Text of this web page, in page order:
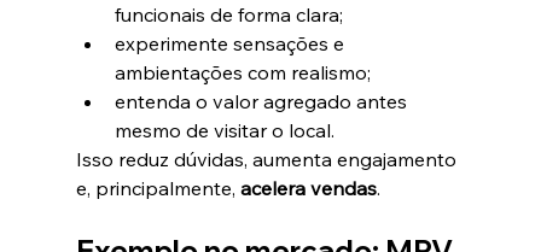
funcionais de forma clara;
experimente sensações e
ambientações com realismo;
entenda o valor agregado antes
mesmo de visitar o local.
Isso reduz dúvidas, aumenta engajamento
e, principalmente, acelera vendas.